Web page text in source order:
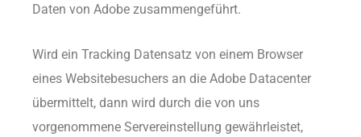
Daten von Adobe zusammengeführt.
Wird ein Tracking Datensatz von einem Browser
eines Websitebesuchers an die Adobe Datacenter
übermittelt, dann wird durch die von uns
vorgenommene Servereinstellung gewährleistet,